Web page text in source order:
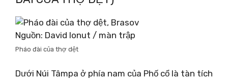
Nguồn: David Ionut / màn trập
Pháo đài của thợ dệt
Dưới Núi Tâmpa ở phía nam của Phố cổ là tàn tích